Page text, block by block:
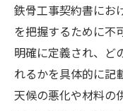
鉄骨工事契約書にお
を把握するために不
明確に定義され、ど
れるかを具体的に記
天候の悪化や材料の